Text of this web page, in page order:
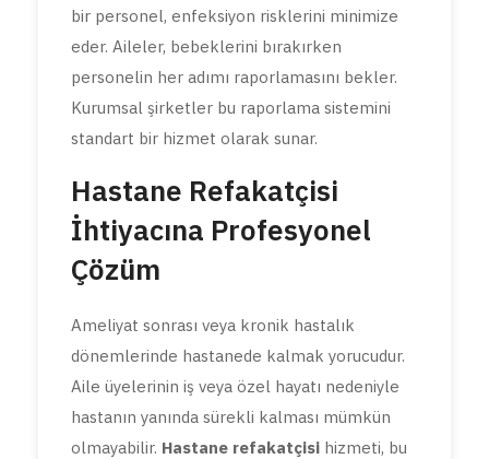
bir personel, enfeksiyon risklerini minimize
eder. Aileler, bebeklerini bırakırken
personelin her adımı raporlamasını bekler.
Kurumsal şirketler bu raporlama sistemini
standart bir hizmet olarak sunar.
Hastane Refakatçisi
İhtiyacına Profesyonel
Çözüm
Ameliyat sonrası veya kronik hastalık
dönemlerinde hastanede kalmak yorucudur.
Aile üyelerinin iş veya özel hayatı nedeniyle
hastanın yanında sürekli kalması mümkün
olmayabilir. Hastane refakatçisi hizmeti, bu